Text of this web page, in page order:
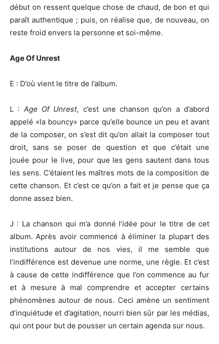
début on ressent quelque chose de chaud, de bon et qui
paraît authentique ; puis, on réalise que, de nouveau, on
reste froid envers la personne et soi-même.
Age Of Unrest
E : D’où vient le titre de l’album.
L : Age Of Unrest, c’est une chanson qu’on a d’abord
appelé «la bouncy» parce qu’elle bounce un peu et avant
de la composer, on s’est dit qu’on allait la composer tout
droit, sans se poser de question et que c’était une
jouée pour le live, pour que les gens sautent dans tous
les sens. C’étaient les maîtres mots de la composition de
cette chanson. Et c’est ce qu’on a fait et je pense que ça
donne assez bien.
J : La chanson qui m’a donné l’idée pour le titre de cet
album. Après avoir commencé à éliminer la plupart des
institutions autour de nos vies, il me semble que
l’indifférence est devenue une norme, une règle. Et c’est
à cause de cette indifférence que l’on commence au fur
et à mesure à mal comprendre et accepter certains
phénomènes autour de nous. Ceci amène un sentiment
d’inquiétude et d’agitation, nourri bien sûr par les médias,
qui ont pour but de pousser un certain agenda sur nous.